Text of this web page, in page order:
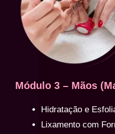
Módulo 3 – Mãos
Hidratação e
Lixamento com